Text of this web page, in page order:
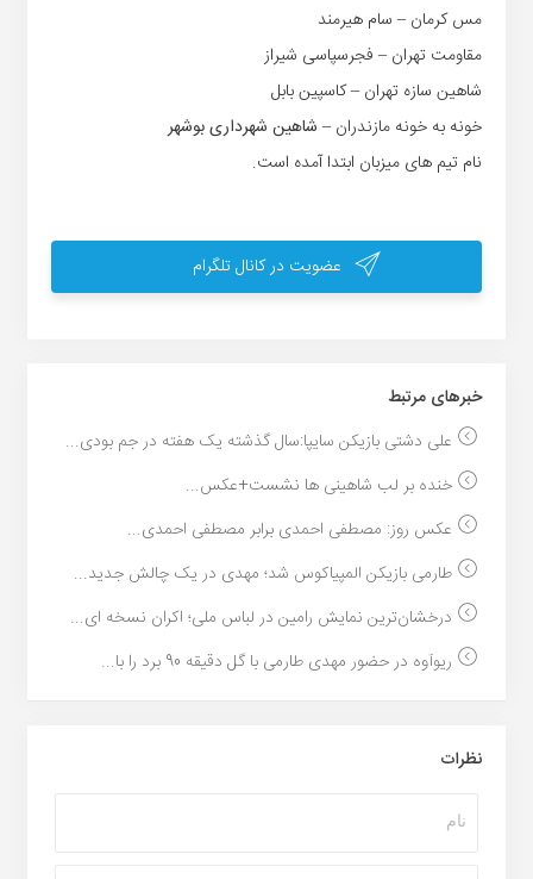
مس کرمان – سام هیرمند
مقاومت تهران – فجرسپاسی شیراز
شاهین سازه تهران – کاسپین بابل
خونه به خونه مازندران – شاهین شهرداری بوشهر
نام تیم های میزبان ابتدا آمده است.‏
عضویت در کانال تلگرام
خبر‌های مرتبط
علی دشتی بازیکن سایپا:سال گذشته یک هفته در جم بودی...
خنده بر لب شاهینی ها نشست+عکس...
عکس روز: مصطفی احمدی برابر مصطفی احمدی...
طارمی بازیکن المپیاکوس شد؛ مهدی در یک چالش جدید...
درخشان‌ترین نمایش رامین در لباس ملی؛ اکران نسخه ای...
ریوآوه در حضور مهدی طارمی با گل دقیقه 90 برد را با...
نظرات